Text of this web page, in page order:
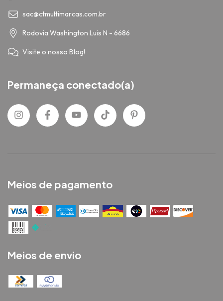
sac@ctmultimarcas.com.br
Rodovia Washington Luis N - 6686
Visite o nosso Blog!
Permaneça conectado(a)
Meios de pagamento
Meios de envio